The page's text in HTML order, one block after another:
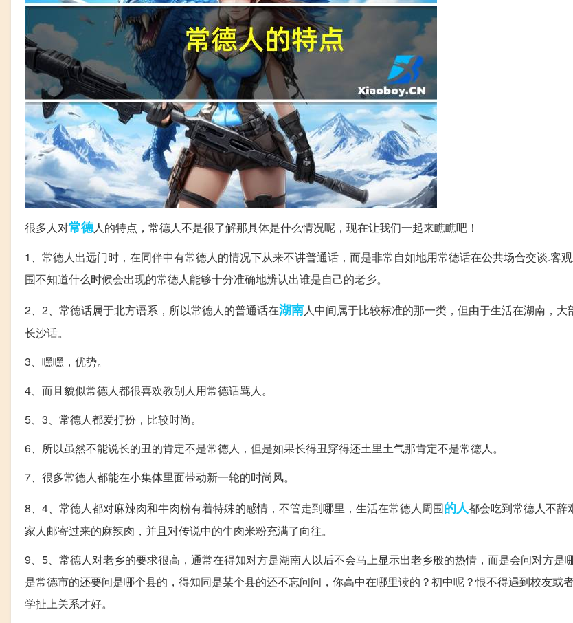
很多人对常德人的特点，常德人不是很了解那具体是什么情况呢，现在让我们一起来瞧瞧吧！
1、常德人出远门时，在同伴中有常德人的情况下从来不讲普通话，而是非常自如地用常德话在公共场合交谈.客
围不知道什么时候会出现的常德人能够十分准确地辨认出谁是自己的老乡。
2、2、常德话属于北方语系，所以常德人的普通话在湖南人中间属于比较标准的那一类，但由于生活在湖南，大
长沙话。
3、嘿嘿，优势。
4、而且貌似常德人都很喜欢教别人用常德话骂人。
5、3、常德人都爱打扮，比较时尚。
6、所以虽然不能说长的丑的肯定不是常德人，但是如果长得丑穿得还土里土气那肯定不是常德人。
7、很多常德人都能在小集体里面带动新一轮的时尚风。
8、4、常德人都对麻辣肉和牛肉粉有着特殊的感情，不管走到哪里，生活在常德人周围的人都会吃到常德人不辞
家人邮寄过来的麻辣肉，并且对传说中的牛肉米粉充满了向往。
9、5、常德人对老乡的要求很高，通常在得知对方是湖南人以后不会马上显示出老乡般的热情，而是会问对方是
是常德市的还要问是哪个县的，得知同是某个县的还不忘问问，你高中在哪里读的？初中呢？恨不得遇到校友或
学扯上关系才好。